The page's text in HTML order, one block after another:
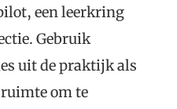
een leerkring
Gebruik
uit de praktijk als
om te